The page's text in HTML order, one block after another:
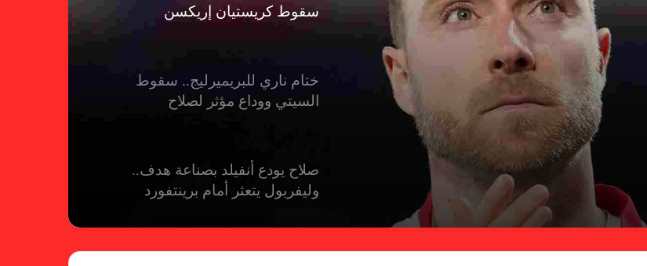
سقوط كريستيان إريكسن
ختام ناري للبريميرليج.. سقوط
السيتي ووداع مؤثر لصلاح
صلاح يودع أنفيلد بصناعة هدف..
وليفربول يتعثر أمام برينتفورد